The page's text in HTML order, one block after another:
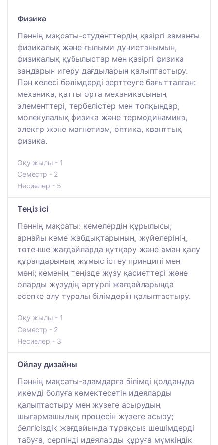
Физика
Пәннің мақсаты-студенттердің қазіргі заманғы
физикалық және ғылыми дүниетанымын,
физикалық құбылыстар мен қазіргі физика
заңдарын игеру дағдыларын қалыптастыру.
Пән келесі бөлімдерді зерттеуге бағытталған:
механика, қатты орта механикасының
элементтері, тербелістер мен толқындар,
молекулалық физика және термодинамика,
электр және магнетизм, оптика, кванттық
физика.
Оқу жылы - 1
Семестр - 2
Несиелер - 5
Теңіз ісі
Пәннің мақсаты: кемелердің құрылысы;
арнайы кеме жабдықтарының, жүйелерінің,
төтенше жағдайларда құтқару және аман қалу
құралдарының жұмыс істеу принципі мен
мәні; кеменің теңізде жүзу қасиеттері және
оларды жүзудің әртүрлі жағдайларында
есепке алу туралы білімдерін қалыптастыру.
Оқу жылы - 1
Семестр - 2
Несиелер - 3
Ойлау дизайны
Пәннің мақсаты-адамдарға білімді қолдануда
икемді болуға көмектесетін идеяларды
қалыптастыру мен жүзеге асырудың
шығармашылық процесін жүзеге асыру;
белгісіздік жағдайында тұрақсыз шешімдерді
табуға, серпінді идеяларды құруға мүмкіндік